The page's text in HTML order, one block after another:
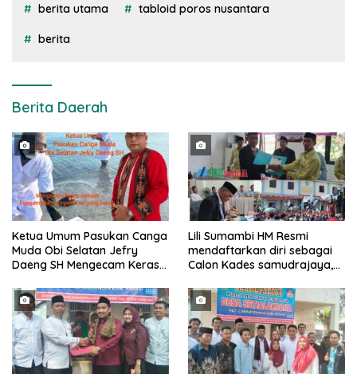
berita utama tabloid poros nusantara
berita
Berita Daerah
Ketua Umum Pasukan Canga
Muda Obi Selatan Jefry
Daeng SH Mengecam Keras
Air Laut di Laut yang Bersih
Lili Sumambi HM Resmi
mendaftarkan diri sebagai
Calon Kades samudrajaya,
pendukungnya